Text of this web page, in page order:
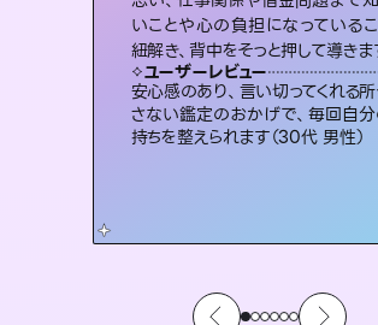
いことや心の負担になっている
紐解き、背中をそっと押して導きま
ユーザーレビュー
安心感のあり、言い切ってくれる
さない鑑定のおかげで、毎回自
持ちを整えられます（30代 男性）
ントを優しく引き出します。
ユーザーレビュー
不安な気持ちが嘘みたいに晴
た…！よく視えていらっしゃるん
感じました（40代 女性）
い未来をサポートします。
ユーザーレビュー
とても心温まる鑑定でした。し
らは何も言っていないのに視え
しゃるんだなと驚きです（30
3,700年以上の歴史を持つ東洋最古の占術「易占」で詳細まで占い、幸せへ向かう道筋を示します。厳しい結果にも具体的な対策をお
ユーザーレビュー
複雑な背景もしっかり聞い
いただけました。気持ちが楽
た（50代 女性）
寧に読み解き恋愛成就へと
ユーザーレビュー
鑑定していただいてアドバイ
動すると仲が復活してきまし
とうございました（40代
選択できるようアドバイス
ユーザーレビュー
職場の人の性質や人間関
本当によく視えていてびっ
打てて前向きになれます